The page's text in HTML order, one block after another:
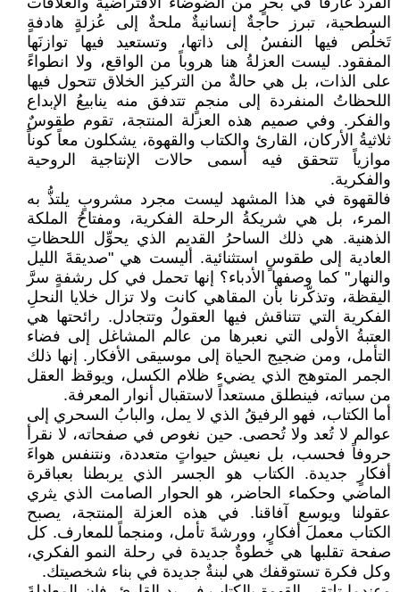
السطحية، تبرز حاجةٌ إنسانيةٌ ملحةٌ إلى عُزلةٍ هادفةٍ
تَخلُص فيها النفسُ إلى ذاتها، وتستعيد فيها توازنَها
المفقود. ليست العزلةُ هنا هروباً من الواقع، ولا انطواءً
على الذات، بل هي حالةٌ من التركيز الخلاق تتحول فيها
اللحظاتُ المنفردة إلى منجمٍ تتدفق منه ينابيعُ الإبداع
والفكر. وفي صميم هذه العزلة المنتجة، تقوم طقوسٌ
ثلاثيةُ الأركان، القارئ والكتاب والقهوة، يشكلون معاً كوناً
موازياً تتحقق فيه أسمى حالات الإنتاجية الروحية
والفكرية.
فالقهوة في هذا المشهد ليست مجرد مشروبٍ يلتذُّ به
المرء، بل هي شريكةُ الرحلة الفكرية، ومفتاحُ الملكة
الذهنية. هي ذلك الساحرُ القديم الذي يحوِّل اللحظاتِ
العادية إلى طقوسٍ استثنائية. أليست هي "صديقةَ الليل
والنهار" كما وصفها الأدباء؟ إنها تحمل في كل رشفةٍ سرَّ
اليقظة، وتذكّرنا بأن المقاهي كانت ولا تزال خلايا النحلِ
الفكرية التي تتناقش فيها العقولُ وتتجادل. رائحتها هي
العتبةُ الأولى التي نعبرها من عالم المشاغل إلى فضاء
التأمل، ومن ضجيج الحياة إلى موسيقى الأفكار. إنها ذلك
الجمر المتوهج الذي يضيء ظلام الكسل، ويوقظ العقل
من سباته، فينطلق مستعداً لاستقبال أنوار المعرفة.
أما الكتاب، فهو الرفيقُ الذي لا يمل، والبابُ السحري إلى
عوالم لا تُعد ولا تُحصى. حين نغوص في صفحاته، لا نقرأ
حروفاً فحسب، بل نعيش حيواتٍ متعددة، ونتنفس هواءَ
أفكارٍ جديدة. الكتاب هو الجسر الذي يربطنا بعباقرة
الماضي وحكماء الحاضر، هو الحوار الصامت الذي يثري
عقولنا ويوسع آفاقنا. في هذه العزلة المنتجة، يصبح
الكتاب معملَ أفكارٍ، وورشةَ تأمل، ومنجماً للمعارف. كل
صفحة تقلبها هي خطوةٌ جديدة في رحلة النمو الفكري،
وكل فكرة تستوقفك هي لبنةٌ جديدة في بناء شخصيتك.